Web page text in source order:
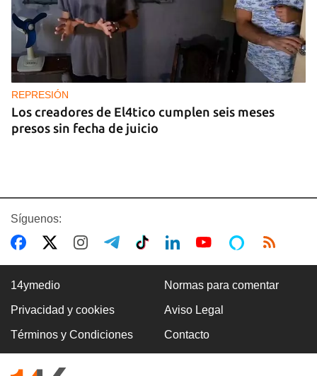
REPRESIÓN
Los creadores de El4tico cumplen seis meses
presos sin fecha de juicio
BANCARIZACIÓN
La ausencia de un mercado de divisas operativo
explica la escasez de efectivo en moneda
Síguenos:
14ymedio Normas para comentar
Privacidad y cookies Aviso Legal
Términos y Condiciones Contacto